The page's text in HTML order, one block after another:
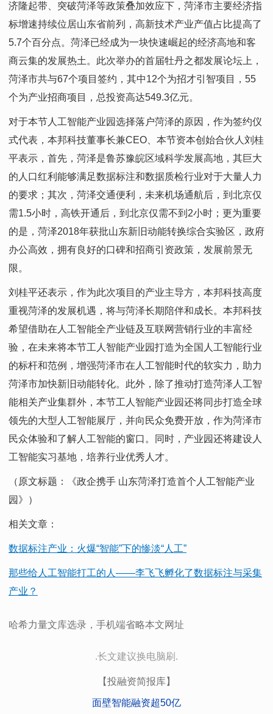
济隆起带、突破菏泽等政策叠加效应下，菏泽市主要经济指
标增速持续位居山东省前列，高新技术产业产值占比提高了
5.7个百分点。菏泽已经成为一块快速崛起的经济高地和客
商云集的发展热土。此次举办的首届牡丹之都发展论坛上，
菏泽市共与67个项目签约，其中12个为招才引智项目，55
个为产业招商项目，总投资高达549.3亿元。
对于本节人工智能产业园选择落户菏泽的原因，作为签约仪
式代表，本邦科技董事长兼CEO、本节资本创始合伙人刘桂
平表示，首先，菏泽是鲁苏豫皖区域科学发展高地，其巨大
的人口红利能够满足数据标注和数据质检行业对于大量人力
的要求；其次，菏泽交通便利，未来机场通航后，到北京仅
需1.5小时，高铁开通后，到北京仅需不到2小时；更为重要
的是，菏泽2018年获批山东新旧动能转换综合实验区，政府
办公高效，拥有良好的口碑和招商引资政策，发展前景无
限。
刘桂平还表示，作为此次项目的产业主导方，本邦科技高度
重视菏泽的发展机遇，将与菏泽长期陪伴和成长。本邦科技
希望借助在人工智能全产业链及互联网营销行业的丰富经
验，在未来将本节工人智能产业园打造为全国人工智能行业
的标杆和范例，增强菏泽市在人工智能时代的软实力，助力
菏泽市加快新旧动能转化。此外，除了推动打造菏泽人工智
能相关产业集群外，本节工人智能产业园还将同步打造全球
领先的大型人工智能展厅，并向民众免费开放，作为菏泽市
民众体验和了解人工智能的窗口。同时，产业园还将建设人
工智能实习基地，培养行业优秀人才。
（原文标题：《政企携手 山东菏泽打造首个人工智能产业
园》）
相关文章：
数据标注产业：火爆“智能”下的惨淡“人工”
那些给人工智能打工的人——李飞飞孵化了数据标注与采集
产业？
哈希力量文库选录，手机端省略本文网址
.长文建议换电脑刷.
【投融资简报库】
面壁智能融资超50亿